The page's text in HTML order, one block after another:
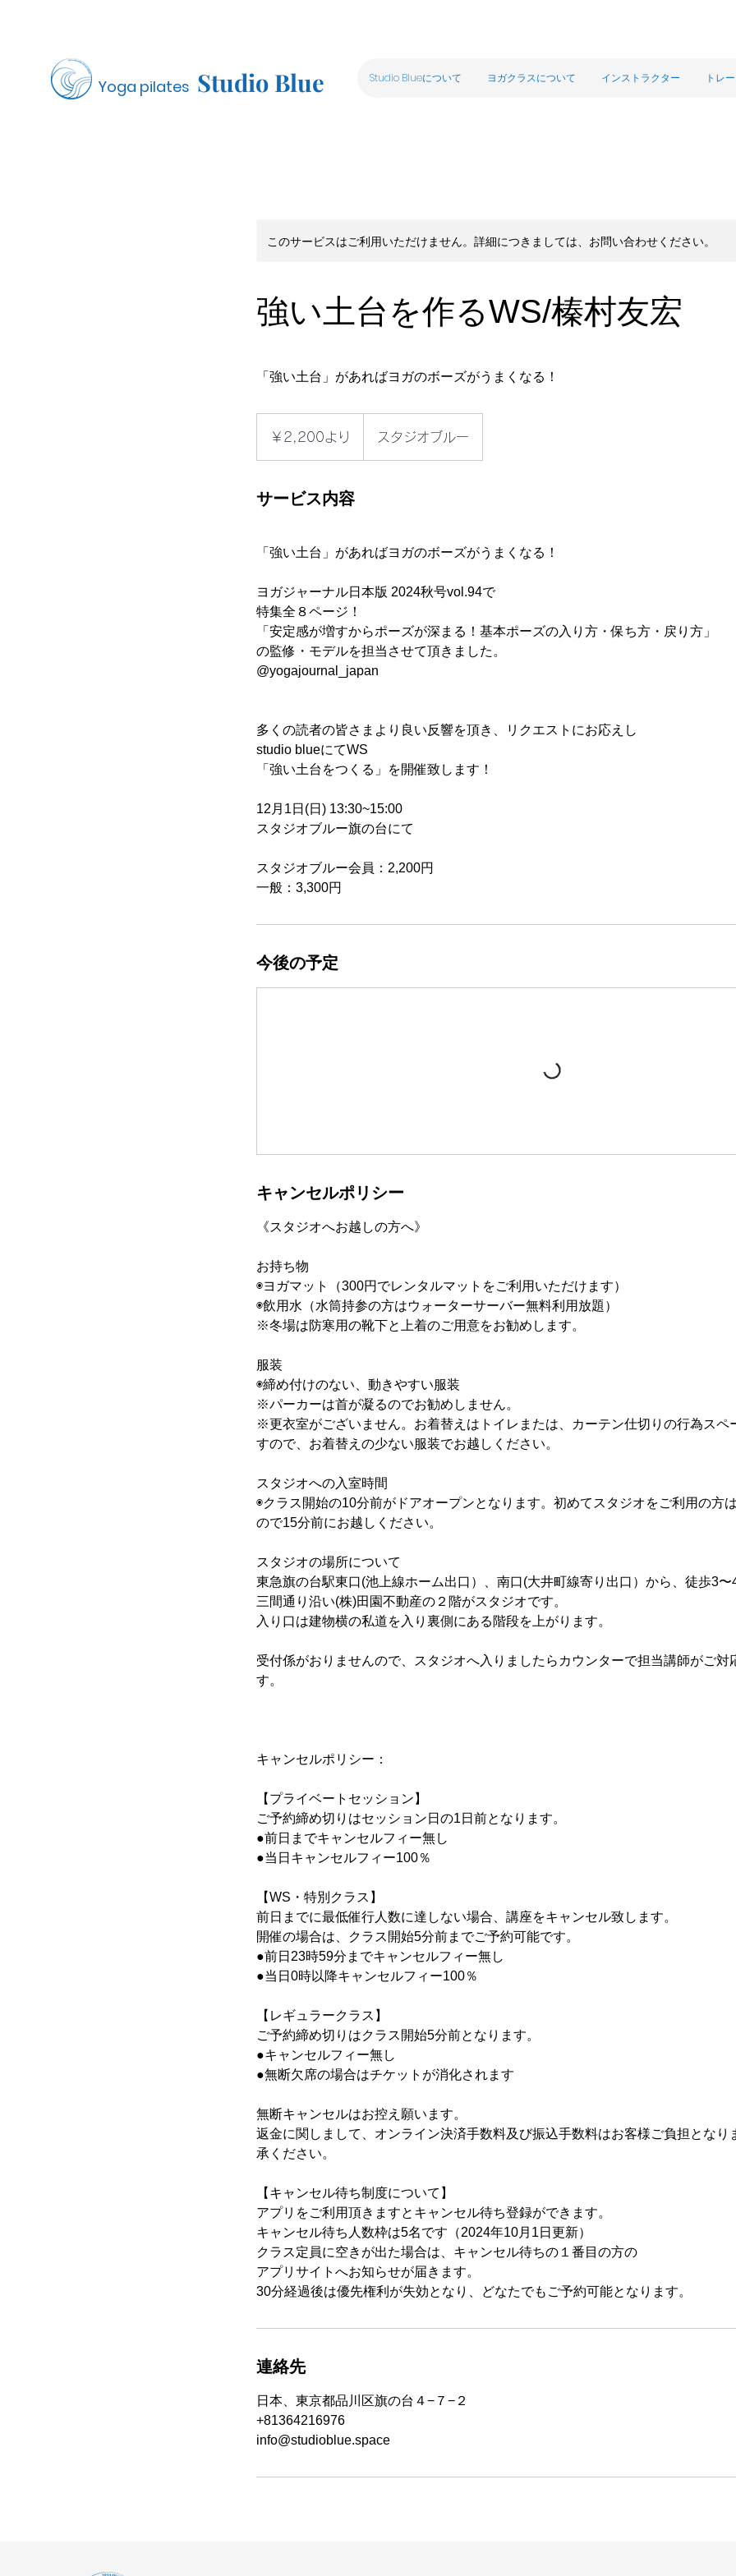
Yoga pilates Studio Blue Studio Blueについて ヨガクラスについて インストラクター トレ
このサービスはご利用いただけません。詳細につきましては、お問い合わせください。
強い土台を作るWS/榛村友宏
「強い土台」があればヨガのボーズがうまくなる！
￥2,200より スタジオブルー
サービス内容
「強い土台」があればヨガのボーズがうまくなる！
ヨガジャーナル日本版 2024秋号vol.94で
特集全８ページ！
「安定感が増すからポーズが深まる！基本ポーズの入り方・保ち方・戻り方」
の監修・モデルを担当させて頂きました。
@yogajournal_japan
多くの読者の皆さまより良い反響を頂き、リクエストにお応えし
studio blueにてWS
「強い土台をつくる」を開催致します！
12月1日(日) 13:30~15:00
スタジオブルー旗の台にて
スタジオブルー会員：2,200円
一般：3,300円
今後の予定
キャンセルポリシー
《スタジオへお越しの方へ》
お持ち物
◉ヨガマット（300円でレンタルマットをご利用いただけます）
◉飲用水（水筒持参の方はウォーターサーバー無料利用放題）
※冬場は防寒用の靴下と上着のご用意をお勧めします。
服装
◉締め付けのない、動きやすい服装
※パーカーは首が凝るのでお勧めしません。
※更衣室がございません。お着替えはトイレまたは、カーテン仕切りの行為スペ
すので、お着替えの少ない服装でお越しください。
スタジオへの入室時間
◉クラス開始の10分前がドアオープンとなります。初めてスタジオをご利用の方
ので15分前にお越しください。
スタジオの場所について
東急旗の台駅東口(池上線ホーム出口）、南口(大井町線寄り出口）から、徒歩3〜
三間通り沿い(株)田園不動産の２階がスタジオです。
入り口は建物横の私道を入り裏側にある階段を上がります。
受付係がおりませんので、スタジオへ入りましたらカウンターで担当講師がご対
す。
キャンセルポリシー：
【プライベートセッション】
ご予約締め切りはセッション日の1日前となります。
●前日までキャンセルフィー無し
●当日キャンセルフィー100％
【WS・特別クラス】
前日までに最低催行人数に達しない場合、講座をキャンセル致します。
開催の場合は、クラス開始5分前までご予約可能です。
●前日23時59分までキャンセルフィー無し
●当日0時以降キャンセルフィー100％
【レギュラークラス】
ご予約締め切りはクラス開始5分前となります。
●キャンセルフィー無し
●無断欠席の場合はチケットが消化されます
無断キャンセルはお控え願います。
返金に関しまして、オンライン決済手数料及び振込手数料はお客様ご負担となり
承ください。
【キャンセル待ち制度について】
アプリをご利用頂きますとキャンセル待ち登録ができます。
キャンセル待ち人数枠は5名です（2024年10月1日更新）
クラス定員に空きが出た場合は、キャンセル待ちの１番目の方の
アプリサイトへお知らせが届きます。
30分経過後は優先権利が失効となり、どなたでもご予約可能となります。
連絡先
日本、東京都品川区旗の台４−７−２
+81364216976
info@studioblue.space